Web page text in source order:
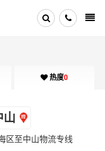
热度0
山
区至中山物流专线